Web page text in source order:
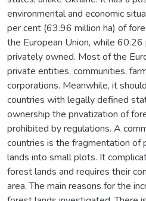
environmental and economic
per cent (63.96 million ha) of
the European Union, while
privately owned. Most of the
private entities, communities,
corporations. Meanwhile, it
countries with legally defined
ownership the privatization of
prohibited by regulations. A
countries is the fragmentation
lands into small plots. It
forest lands and requires their
area. The main reasons for the